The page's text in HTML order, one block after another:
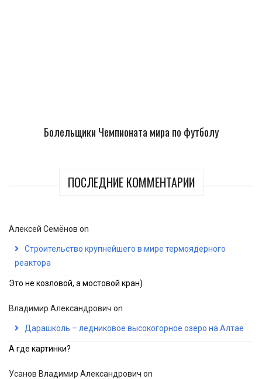
Болельщики Чемпионата мира по футболу
ПОСЛЕДНИЕ КОММЕНТАРИИ
Алексей Семёнов on
Строительство крупнейшего в мире термоядерного
реактора
Это не козловой, а мостовой кран)
Владимир Александрович on
Дарашколь – ледниковое высокогорное озеро на Алтае
А где картинки?
Усанов Владимир Александрович on